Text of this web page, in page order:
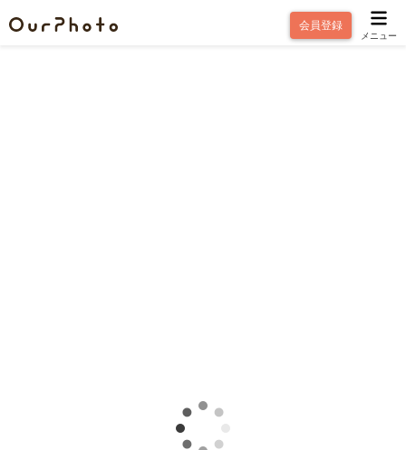
会員登録
メニュー